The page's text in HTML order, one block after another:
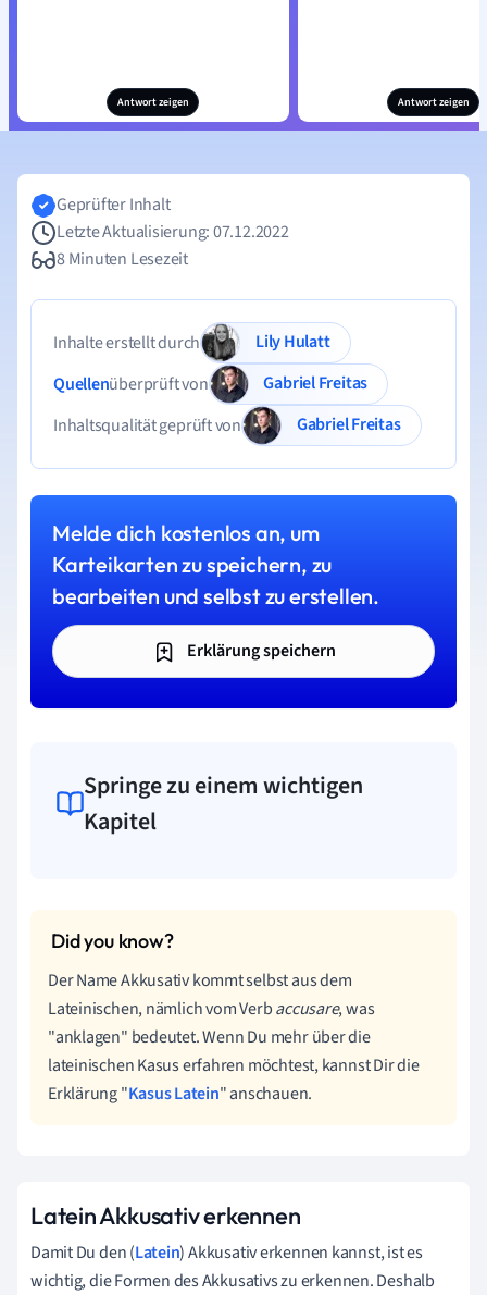
Antwort zeigen Antwort zeigen
Geprüfter Inhalt
Letzte Aktualisierung: 07.12.2022
8 Minuten Lesezeit
Inhalte erstellt durch
Lily Hulatt
Quellenüberprüft von
Gabriel Freitas
Inhaltsqualität geprüft von
Gabriel Freitas
Melde dich kostenlos an, um
Karteikarten zu speichern, zu
bearbeiten und selbst zu erstellen.
Erklärung speichern
Springe zu einem wichtigen
Kapitel
Der Name Akkusativ kommt selbst aus dem
Lateinischen, nämlich vom Verbaccusare, was
"anklagen" bedeutet. Wenn Du mehr über die
lateinischen Kasus erfahren möchtest, kannst Dir die
Erklärung "Kasus Latein" anschauen.
Latein Akkusativ erkennen
Damit Du den (Latein) Akkusativ erkennen kannst, ist es
wichtig, die Formen des Akkusativs zu erkennen. Deshalb